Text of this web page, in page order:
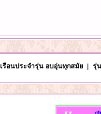
เรือนประจำรุ่น อบอุ่นทุกสมัย| รุ่